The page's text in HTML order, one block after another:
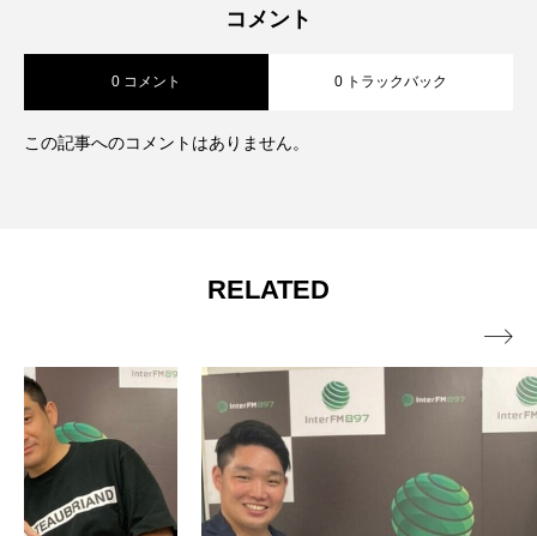
コメント
0 コメント 0 トラックバック
この記事へのコメントはありません。
RELATED
